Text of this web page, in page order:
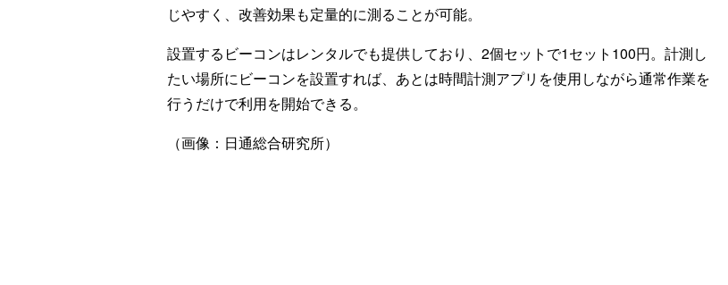
じやすく、改善効果も定量的に測ることが可能。
設置するビーコンはレンタルでも提供しており、2個セットで1セット100円。計測し
たい場所にビーコンを設置すれば、あとは時間計測アプリを使用しながら通常作業を
行うだけで利用を開始できる。
（画像：日通総合研究所）